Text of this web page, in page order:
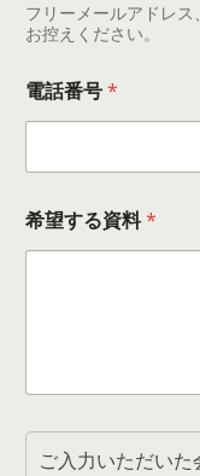
フリーメールアドレ
お控えください。
電話番号*
希望する資料*
ご入力いただい